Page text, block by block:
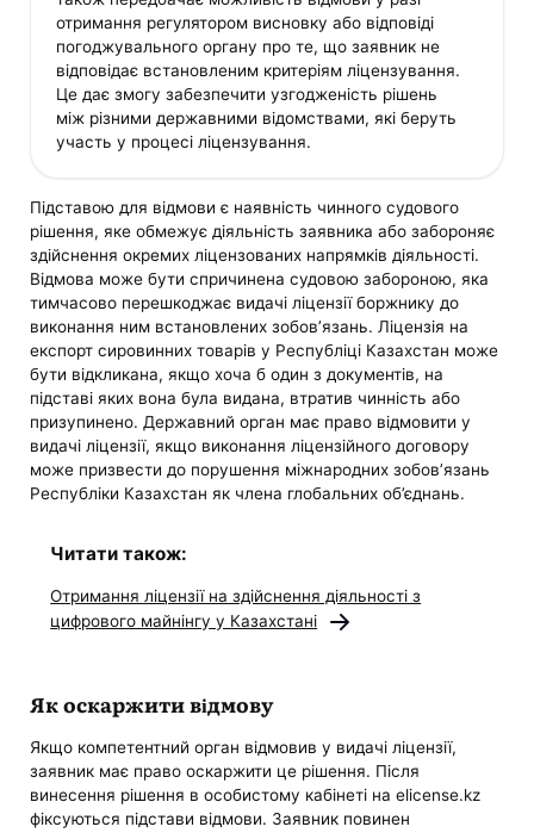
отримання регулятором висновку або відповіді
погоджувального органу про те, що заявник не
відповідає встановленим критеріям ліцензування.
Це дає змогу забезпечити узгодженість рішень
між різними державними відомствами, які беруть
участь у процесі ліцензування.
Підставою для відмови є наявність чинного судового
рішення, яке обмежує діяльність заявника або забороняє
здійснення окремих ліцензованих напрямків діяльності.
Відмова може бути спричинена судовою забороною, яка
тимчасово перешкоджає видачі ліцензії боржнику до
виконання ним встановлених зобов’язань. Ліцензія на
експорт сировинних товарів у Республіці Казахстан може
бути відкликана, якщо хоча б один з документів, на
підставі яких вона була видана, втратив чинність або
призупинено. Державний орган має право відмовити у
видачі ліцензії, якщо виконання ліцензійного договору
може призвести до порушення міжнародних зобов’язань
Республіки Казахстан як члена глобальних об’єднань.
Читати також:
Отримання ліцензії на здійснення діяльності з
цифрового майнінгу у Казахстані
Як оскаржити відмову
Якщо компетентний орган відмовив у видачі ліцензії,
заявник має право оскаржити це рішення. Після
винесення рішення в особистому кабінеті на elicense.kz
фіксуються підстави відмови. Заявник повинен